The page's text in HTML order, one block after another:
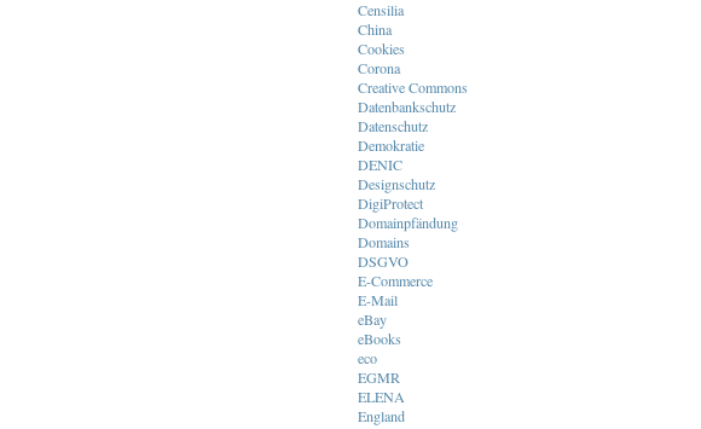
Censilia
China
Cookies
Corona
Creative Commons
Datenbankschutz
Datenschutz
Demokratie
DENIC
Designschutz
DigiProtect
Domainpfändung
Domains
DSGVO
E-Commerce
E-Mail
eBay
eBooks
eco
EGMR
ELENA
England